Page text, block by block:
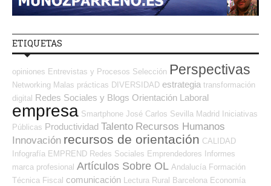
ETIQUETAS
opiniones Entrevistas y Procesos Selección Perspectivas
Networking Malas prácticas DIVERSIDAD estrategia transformación
digital Redes Sociales y Blogs Orientación Laboral
empresa Smartphone José Carlos Sevilla Madrid
Iniciativas
Públicas Productividad Talento Recursos Humanos
Innovación recursos de orientación CALIDAD
Infografía EMPREND Redes Sociales Emprendedores
Informes
marca profesional Artículos Sobre OL Andalucía Formación
Técnica Fiscal comunicación Lectura Rural Barcelona Economía